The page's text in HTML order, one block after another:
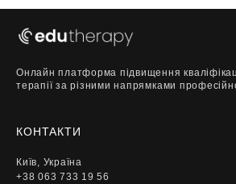
Онлайн платформа підвищення
терапії за різними напрямками
КОНТАКТИ
Київ, Україна
+38 063 733 19 56